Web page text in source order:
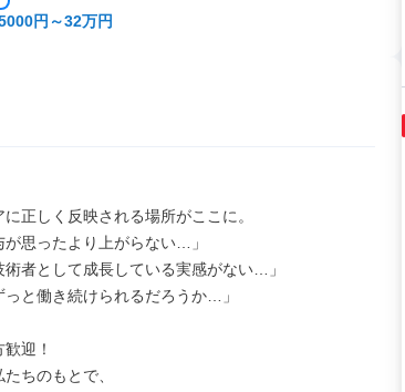
円～32万円
正しく反映される場所がここに。
が思ったより上がらない…」
術者として成長している実感がない…」
っと働き続けられるだろうか…」
迎！
ちのもとで、